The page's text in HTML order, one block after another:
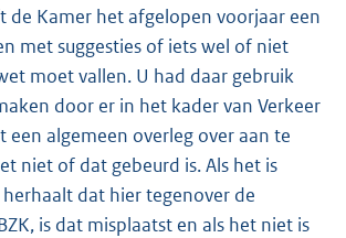
de Kamer het afgelopen voorjaar een
met suggesties of iets wel of niet
moet vallen. U had daar gebruik
door er in het kader van Verkeer
een algemeen overleg over aan te
niet of dat gebeurd is. Als het is
dat hier tegenover de
is dat misplaatst en als het niet is